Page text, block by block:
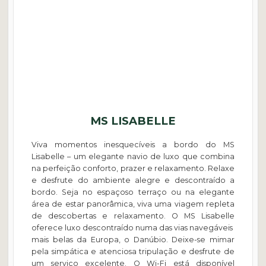
(ou dia de descanso)
deslumbrante. Aprecie a beleza de Budapeste durante um
passeio de ônibus ou um passeio guiado de bicicleta
(opcional) para descobrir muitos dos destaques desta bela
cidade. Você também pode optar por pedalar até a
charmosa cidade de Szentendre, com sua atmosfera
mediterrânea e vibrante cena artística.
Distância: 45 km
MS LISABELLE
Viva momentos inesquecíveis a bordo do MS
Lisabelle – um elegante navio de luxo que combina
na perfeição conforto, prazer e relaxamento. Relaxe
e desfrute do ambiente alegre e descontraído a
bordo. Seja no espaçoso terraço ou na elegante
área de estar panorâmica, viva uma viagem repleta
de descobertas e relaxamento. O MS Lisabelle
oferece luxo descontraído numa das vias navegáveis ​​
mais belas da Europa, o Danúbio. Deixe-se mimar
pela simpática e atenciosa tripulação e desfrute de
um serviço excelente. O Wi-Fi está disponível